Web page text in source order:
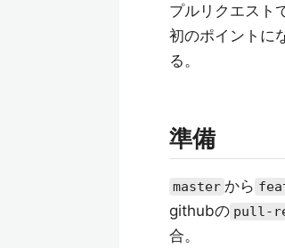
プルリクエスト
初のポイントに
る。
準備
master から
githubの pull-
合。